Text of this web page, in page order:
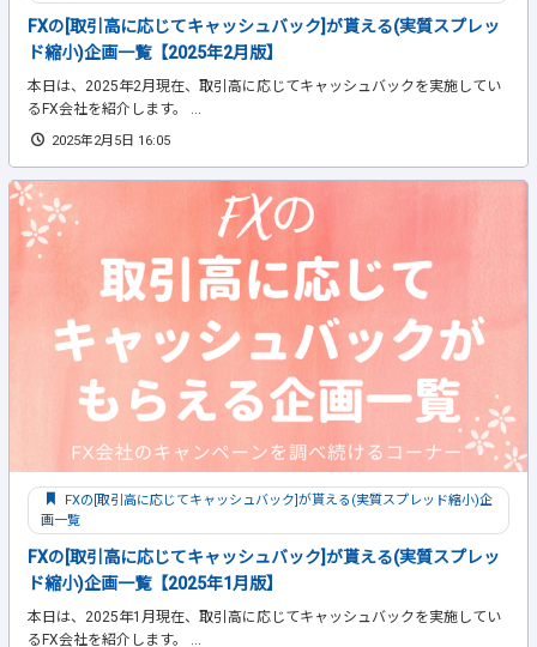
FXの[取引高に応じてキャッシュバック]が貰える(実質スプレッ
ド縮小)企画一覧【2025年2月版】
本日は、2025年2月現在、取引高に応じてキャッシュバックを実施してい
るFX会社を紹介します。 ...
2025年2月5日 16:05
FXの[取引高に応じてキャッシュバック]が貰える(実質スプレッド縮小)企
画一覧
FXの[取引高に応じてキャッシュバック]が貰える(実質スプレッ
ド縮小)企画一覧【2025年1月版】
本日は、2025年1月現在、取引高に応じてキャッシュバックを実施してい
るFX会社を紹介します。 ...